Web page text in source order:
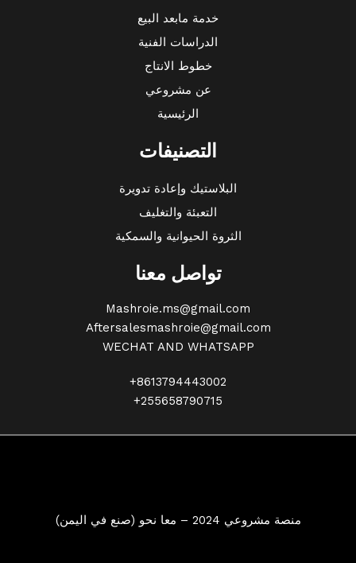
تواصل معنا
Mashroie.ms@gmail.com
Aftersalesmashroie@gmail.com
WECHAT AND WHATSAPP
+8613794443002
+255658790715
التصنيفات
البلاستيك وإعادة تدويرة
التعبئة والتغليف
الثروة الحيوانية والسمكية
خدمة مابعد البيع
الدراسات الفنية
خطوط الانتاج
عن مشروعي
الرئيسية
منصة مشروعي 2024 – معا نحو (صنع في اليمن)